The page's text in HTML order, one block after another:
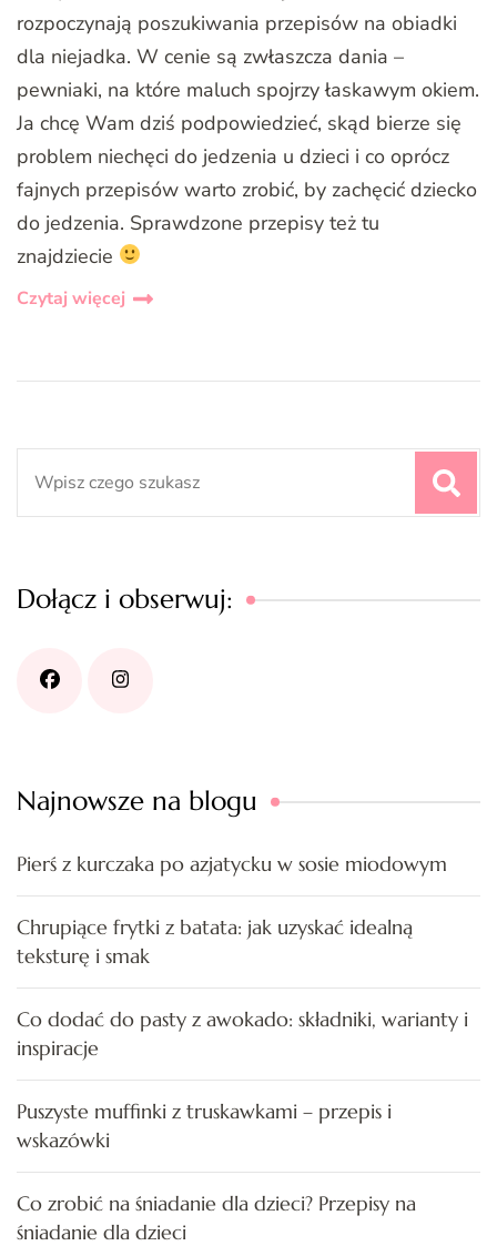
rozpoczynają poszukiwania przepisów na obiadki
dla niejadka. W cenie są zwłaszcza dania –
pewniaki, na które maluch spojrzy łaskawym okiem.
Ja chcę Wam dziś podpowiedzieć, skąd bierze się
problem niechęci do jedzenia u dzieci i co oprócz
fajnych przepisów warto zrobić, by zachęcić dziecko
do jedzenia. Sprawdzone przepisy też tu
znajdziecie
Czytaj więcej
Dołącz i obserwuj:
Najnowsze na blogu
Pierś z kurczaka po azjatycku w sosie miodowym
Chrupiące frytki z batata: jak uzyskać idealną
teksturę i smak
Co dodać do pasty z awokado: składniki, warianty i
inspiracje
Puszyste muffinki z truskawkami – przepis i
wskazówki
Co zrobić na śniadanie dla dzieci? Przepisy na
śniadanie dla dzieci